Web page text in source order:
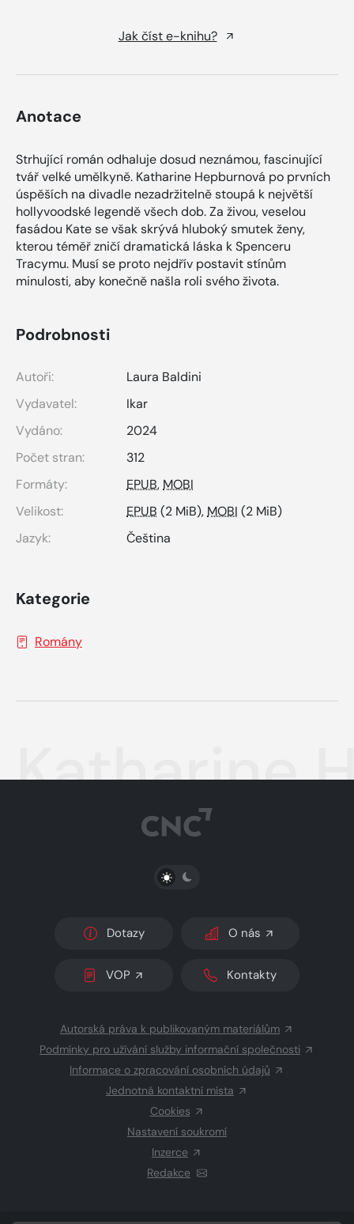
Jak číst e-knihu?
Anotace
Strhující román odhaluje dosud neznámou, fascinující
tvář velké umělkyně. Katharine Hepburnová po prvních
úspěších na divadle nezadržitelně stoupá k největší
hollyvoodské legendě všech dob. Za živou, veselou
fasádou Kate se však skrývá hluboký smutek ženy,
kterou téměř zničí dramatická láska k Spenceru
Tracymu. Musí se proto nejdřív postavit stínům
minulosti, aby konečně našla roli svého života.
Podrobnosti
Autoři:
Laura Baldini
Vydavatel:
Ikar
Vydáno:
2024
Počet stran:
312
Formáty:
EPUB, MOBI
Velikost:
EPUB (2 MiB), MOBI (2 MiB)
Jazyk:
Čeština
Kategorie
Romány
Katharine
PŘEPNOUT SVĚTLÝ/TMAVÝ REŽIM
Dotazy O nás
VOP Kontakty
Autorská práva k publikovaným materiálům
Podmínky pro užívání služby informační společnosti
Informace o zpracování osobních údajů
Jednotná kontaktní místa
Cookies
Nastavení soukromí
Inzerce
Redakce